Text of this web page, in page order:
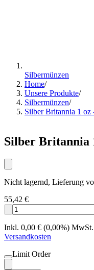
Silbermünzen
Home/
Unsere Produkte/
Silbermünzen/
Silber Britannia 1 oz
Silber Britannia
Nicht lagernd, Lieferung
55,42 €
Inkl. 0,00 € (0,00%)
Versandkosten
Limit Order